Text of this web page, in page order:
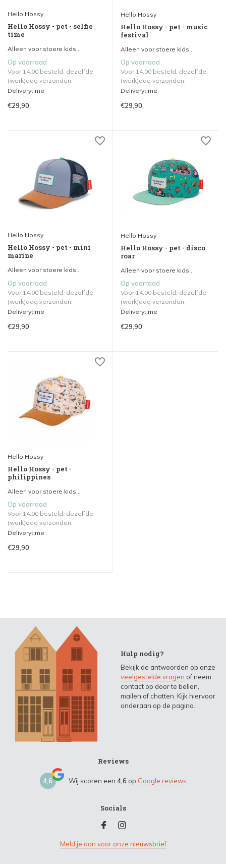
Hello Hossy
Hello Hossy - pet - selfie
time
Alleen voor stoere kids...
Op voorraad
Voor 14.00 besteld, dezelfde
(werk)dag verzonden.
Deliverytime
€29,90
Hello Hossy
Hello Hossy - pet - music
festival
Alleen voor stoere kids...
Op voorraad
Voor 14.00 besteld, dezelfde
(werk)dag verzonden.
Deliverytime
€29,90
Hello Hossy
Hello Hossy - pet - mini
marine
Alleen voor stoere kids...
Op voorraad
Voor 14.00 besteld, dezelfde
(werk)dag verzonden.
Deliverytime
€29,90
Hello Hossy
Hello Hossy - pet - disco
roar
Alleen voor stoere kids...
Op voorraad
Voor 14.00 besteld, dezelfde
(werk)dag verzonden.
Deliverytime
€29,90
Hello Hossy
Hello Hossy - pet -
philippines
Alleen voor stoere kids...
Op voorraad
Voor 14.00 besteld, dezelfde
(werk)dag verzonden.
Deliverytime
€29,90
Hulp nodig?
Bekijk de antwoorden op onze
veelgestelde vragen of neem
contact op door te bellen,
mailen of chatten. Kijk hiervoor
onderaan op de pagina.
Reviews
4,6 Wij scoren een 4,6 op Google reviews
Socials
Meld je aan voor onze nieuwsbrief